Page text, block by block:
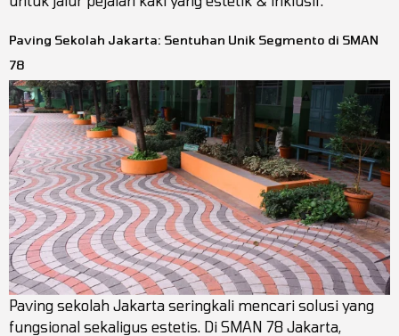
Paving Sekolah Jakarta: Sentuhan Unik Segmento di SMAN
78
Paving sekolah Jakarta seringkali mencari solusi yang
fungsional sekaligus estetis. Di SMAN 78 Jakarta,